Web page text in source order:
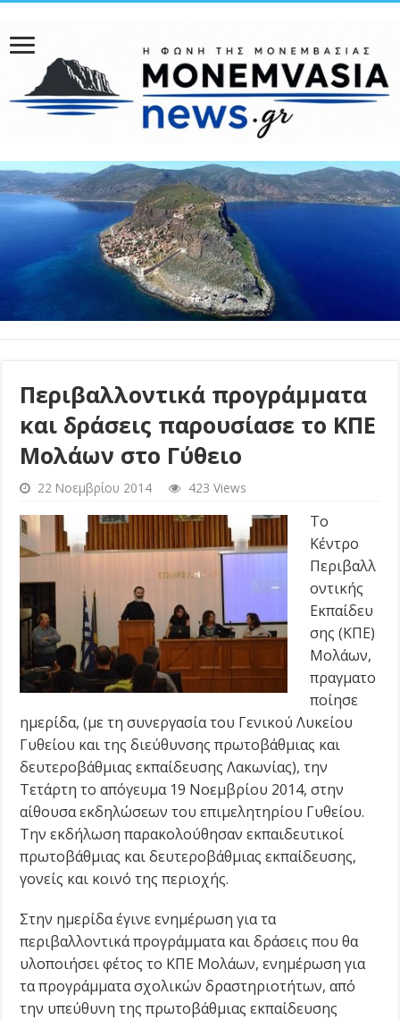
Περιβαλλοντικά προγράμματα
και δράσεις παρουσίασε το ΚΠΕ
Μολάων στο Γύθειο
22 Νοεμβρίου 2014 423 Views
Το
Κέντρο
Περιβαλλ
οντικής
Εκπαίδευ
σης (ΚΠΕ)
Μολάων,
πραγματο
ποίησε
ημερίδα, (με τη συνεργασία του Γενικού Λυκείου
Γυθείου και της διεύθυνσης πρωτοβάθμιας και
δευτεροβάθμιας εκπαίδευσης Λακωνίας), την
Τετάρτη το απόγευμα 19 Νοεμβρίου 2014, στην
αίθουσα εκδηλώσεων του επιμελητηρίου Γυθείου.
Την εκδήλωση παρακολούθησαν εκπαιδευτικοί
πρωτοβάθμιας και δευτεροβάθμιας εκπαίδευσης,
γονείς και κοινό της περιοχής.
Στην ημερίδα έγινε ενημέρωση για τα
περιβαλλοντικά προγράμματα και δράσεις που θα
υλοποιήσει φέτος το ΚΠΕ Μολάων, ενημέρωση για
τα προγράμματα σχολικών δραστηριοτήτων, από
την υπεύθυνη της πρωτοβάθμιας εκπαίδευσης